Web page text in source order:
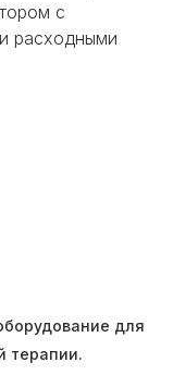
с
расходными
для
терапии.